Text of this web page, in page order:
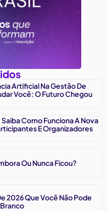
Artificial Na Gestão De
Você: O Futuro Chegou
Como Funciona A Nova
E Organizadores
Ou Nunca Ficou?
2026 Que Você Não Pode
Branco